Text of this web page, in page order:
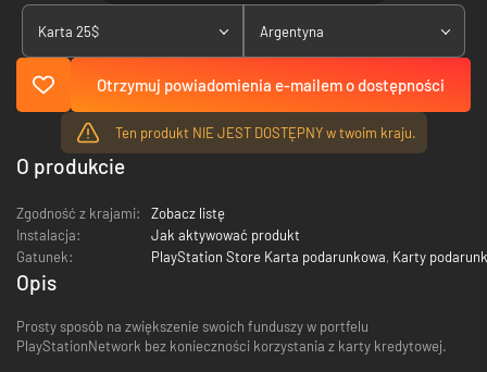
Karta 25$ Argentyna
Otrzymuj powiadomienia e-mailem o dostępności
Ten produkt NIE JEST DOSTĘPNY w twoim kraju.
O produkcie
Zgodność z krajami:
Zobacz listę
Instalacja:
Jak aktywować produkt
Gatunek:
PlayStation Store Karta podarunkowa, Karty
Opis
Prosty sposób na zwiększenie swoich funduszy w portfelu
PlayStationNetwork bez konieczności korzystania z karty kredytowej.